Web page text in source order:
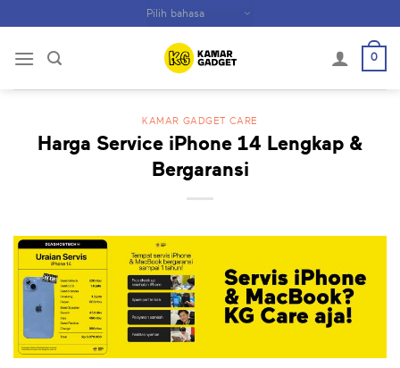
content
0
KAMAR GADGET CARE
Harga Service iPhone 14 Lengkap &
Bergaransi